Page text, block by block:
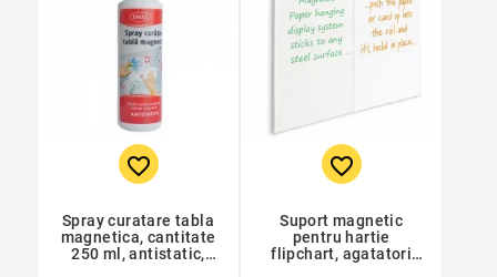
favorite_border
Spray curatare tabla
magnetica, cantitate
250 ml, antistatic,
favorite_border
Suport magnetic
pentru hartie
flipchart, agatatori